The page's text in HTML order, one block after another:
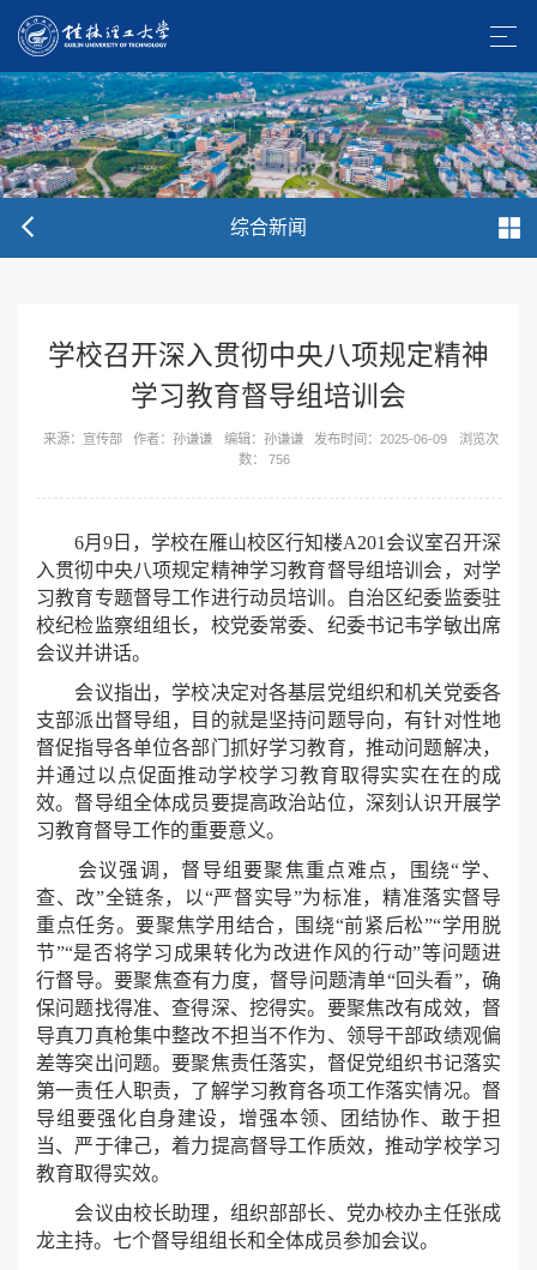
综合新闻
学校召开深入贯彻中央八项规定精神
学习教育督导组培训会
来源：宣传部 作者：孙谦谦 编辑：孙谦谦 发布时间：2025-06-09
浏览次
数：
756
6月9日，学校在雁山校区行知楼A201会议室召开深
入贯彻中央八项规定精神学习教育督导组培训会，对学
习教育专题督导工作进行动员培训。自治区纪委监委驻
校纪检监察组组长，校党委常委、纪委书记韦学敏出席
会议并讲话。
会议指出，学校决定对各基层党组织和机关党委各
支部派出督导组，目的就是坚持问题导向，有针对性地
督促指导各单位各部门抓好学习教育，推动问题解决，
并通过以点促面推动学校学习教育取得实实在在的成
效。督导组全体成员要提高政治站位，深刻认识开展学
习教育督导工作的重要意义。
会议强调，督导组要聚焦重点难点，围绕“学、
查、改”全链条，以“严督实导”为标准，精准落实督导
重点任务。要聚焦学用结合，围绕“前紧后松”“学用脱
节”“是否将学习成果转化为改进作风的行动”等问题进
行督导。要聚焦查有力度，督导问题清单“回头看”，确
保问题找得准、查得深、挖得实。要聚焦改有成效，督
导真刀真枪集中整改不担当不作为、领导干部政绩观偏
差等突出问题。要聚焦责任落实，督促党组织书记落实
第一责任人职责，了解学习教育各项工作落实情况。督
导组要强化自身建设，增强本领、团结协作、敢于担
当、严于律己，着力提高督导工作质效，推动学校学习
教育取得实效。
会议由校长助理，组织部部长、党办校办主任张成
龙主持。七个督导组组长和全体成员参加会议。